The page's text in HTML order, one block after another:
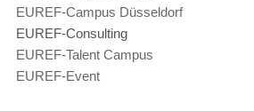
EUREF-Campus Düsseldorf
EUREF-Consulting
EUREF-Talent Campus
EUREF-Event